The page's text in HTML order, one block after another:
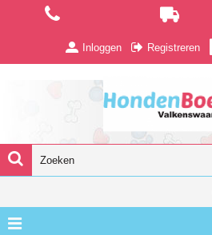
Inloggen Registreren